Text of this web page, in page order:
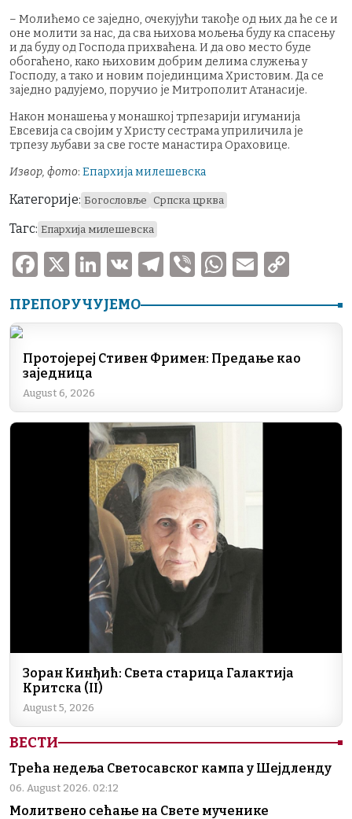
– Молићемо се заједно, очекујући такође од њих да ће се и
оне молити за нас, да сва њихова мољења буду ка спасењу
и да буду од Господа прихваћена. И да ово место буде
обогаћено, како њиховим добрим делима служења у
Господу, а тако и новим појединцима Христовим. Да се
заједно радујемо, поручио је Митрополит Атанасије.
Након монашења у монашкој трпезарији игуманија
Евсевија са својим у Христу сестрама уприличила је
трпезу љубави за све госте манастира Ораховице.
Извор, фото: Епархија милешевска
Категорије: Богословље Српска црква
Тагс: Епархија милешевска
F
c
b
o
o
X
Li
k
dI
V
T
e
a
V
er
W
at
A
p
E
ai p
Li
k
ПРЕПОРУЧУЈЕМО
Протојереј Стивен Фримен: Предање као
заједница
August 6, 2026
Зоран Кинђић: Света старица Галактија
Критска (II)
August 5, 2026
ВЕСТИ
Трећа недеља Светосавског кампа у Шејдленду
06. August 2026. 02:12
Молитвено сећање на Свете мученике